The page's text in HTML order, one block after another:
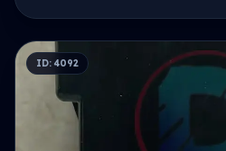
ID: 4092